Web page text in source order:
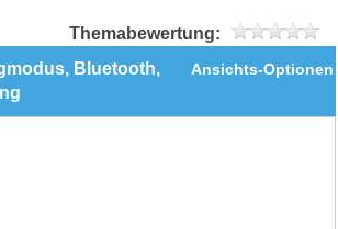
Themabewertung:
Ansichts-Optionen
Bluetooth,